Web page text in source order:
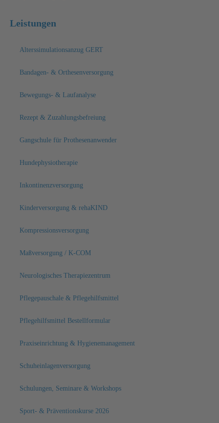
Leistungen
Alterssimulationsanzug GERT
Bandagen- & Orthesenversorgung
Bewegungs- & Laufanalyse
Rezept & Zuzahlungsbefreiung
Gangschule für Prothesenanwender
Hundephysiotherapie
Inkontinenzversorgung
Kinderversorgung & rehaKIND
Kompressionsversorgung
Maßversorgung / K-COM
Neurologisches Therapiezentrum
Pflegepauschale & Pflegehilfsmittel
Pflegehilfsmittel Bestellformular
Praxiseinrichtung & Hygienemanagement
Schuheinlagenversorgung
Schulungen, Seminare & Workshops
Sport- & Präventionskurse 2026